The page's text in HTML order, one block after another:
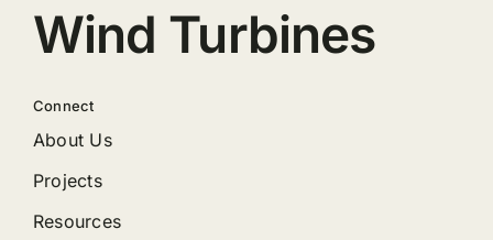
Wind Turbines
Connect
About Us
Projects
Resources